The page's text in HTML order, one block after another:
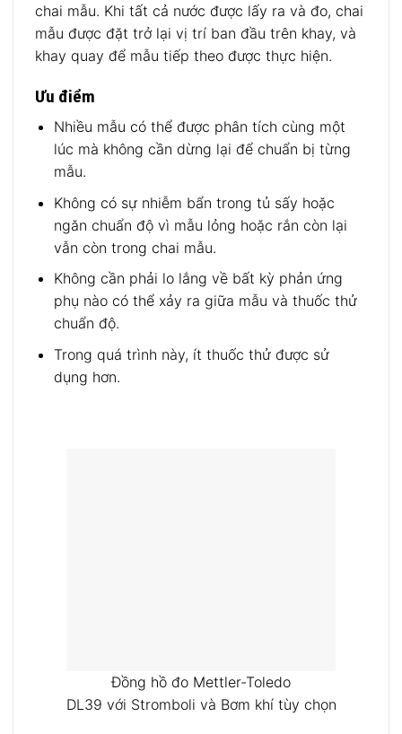
chai mẫu. Khi tất cả nước được lấy ra và đo, chai
mẫu được đặt trở lại vị trí ban đầu trên khay, và
khay quay để mẫu tiếp theo được thực hiện.
Ưu điểm
Nhiều mẫu có thể được phân tích cùng một
lúc mà không cần dừng lại để chuẩn bị từng
mẫu.
Không có sự nhiễm bẩn trong tủ sấy hoặc
ngăn chuẩn độ vì mẫu lỏng hoặc rắn còn lại
vẫn còn trong chai mẫu.
Không cần phải lo lắng về bất kỳ phản ứng
phụ nào có thể xảy ra giữa mẫu và thuốc thử
chuẩn độ.
Trong quá trình này, ít thuốc thử được sử
dụng hơn.
Đồng hồ đo Mettler-Toledo
DL39 với Stromboli và Bơm khí tùy chọn